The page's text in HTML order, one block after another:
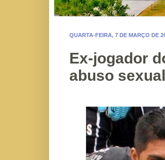
QUARTA-FEIRA, 7 DE MARÇO DE
Ex-jogador
abuso sexual